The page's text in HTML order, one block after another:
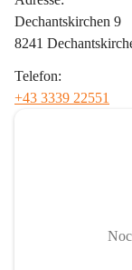
Dechantskirchen 9
8241
Telefon:
+43 3339 22551